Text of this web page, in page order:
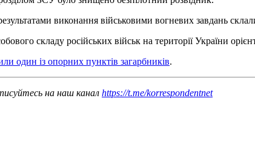
виконання військовими вогневих завдань
складу російських військ на території України
один із опорних пунктів загарбників.
на наш канал https://t.me/korrespondentnet